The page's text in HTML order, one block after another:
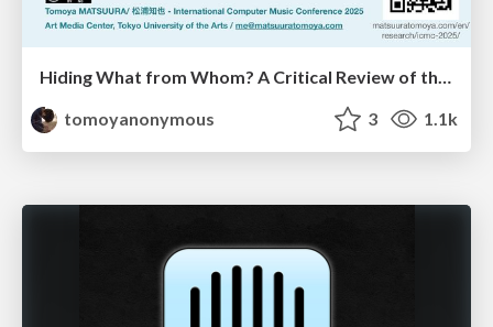
tomoyanonymous
3 1.1k